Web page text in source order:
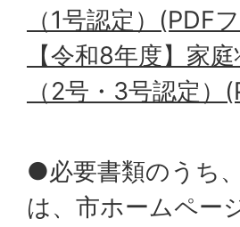
（1号認定）(PDF
【令和8年度】家
（2号・3号認定
●必要書類のうち
は、市ホームペー